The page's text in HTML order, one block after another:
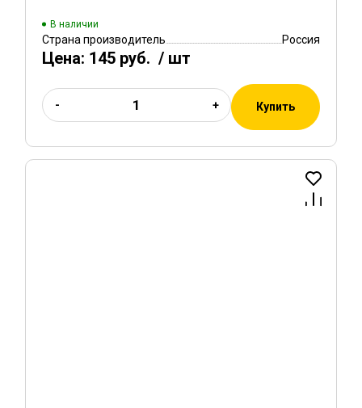
В наличии
Страна производитель Россия
Цена: 145 руб. / шт
- + Купить